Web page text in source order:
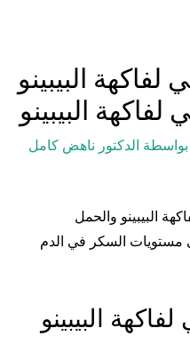
البيبينو
البيبينو
الدكتور ناهض كامل
البيبينو والحمل
مستويات السكر في الدم
البيبينو